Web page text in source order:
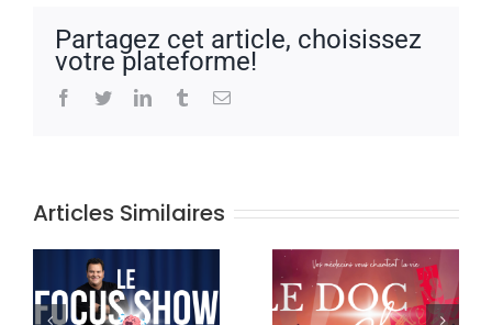
Partagez cet article, choisissez
votre plateforme!
Facebook
TwitterLinkedInTumblrEmail
Articles Similaires